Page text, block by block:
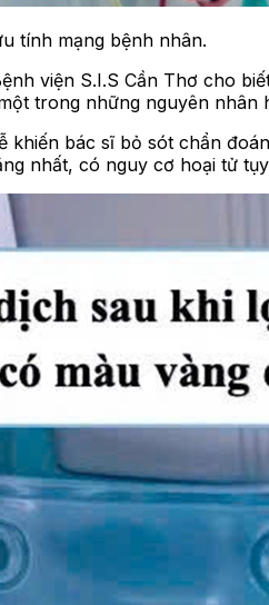
tính mạng bệnh nhân.
viện S.I.S Cần Thơ cho
trong những nguyên nhân
bác sĩ bỏ sót chẩn
nhất, có nguy cơ hoại tử